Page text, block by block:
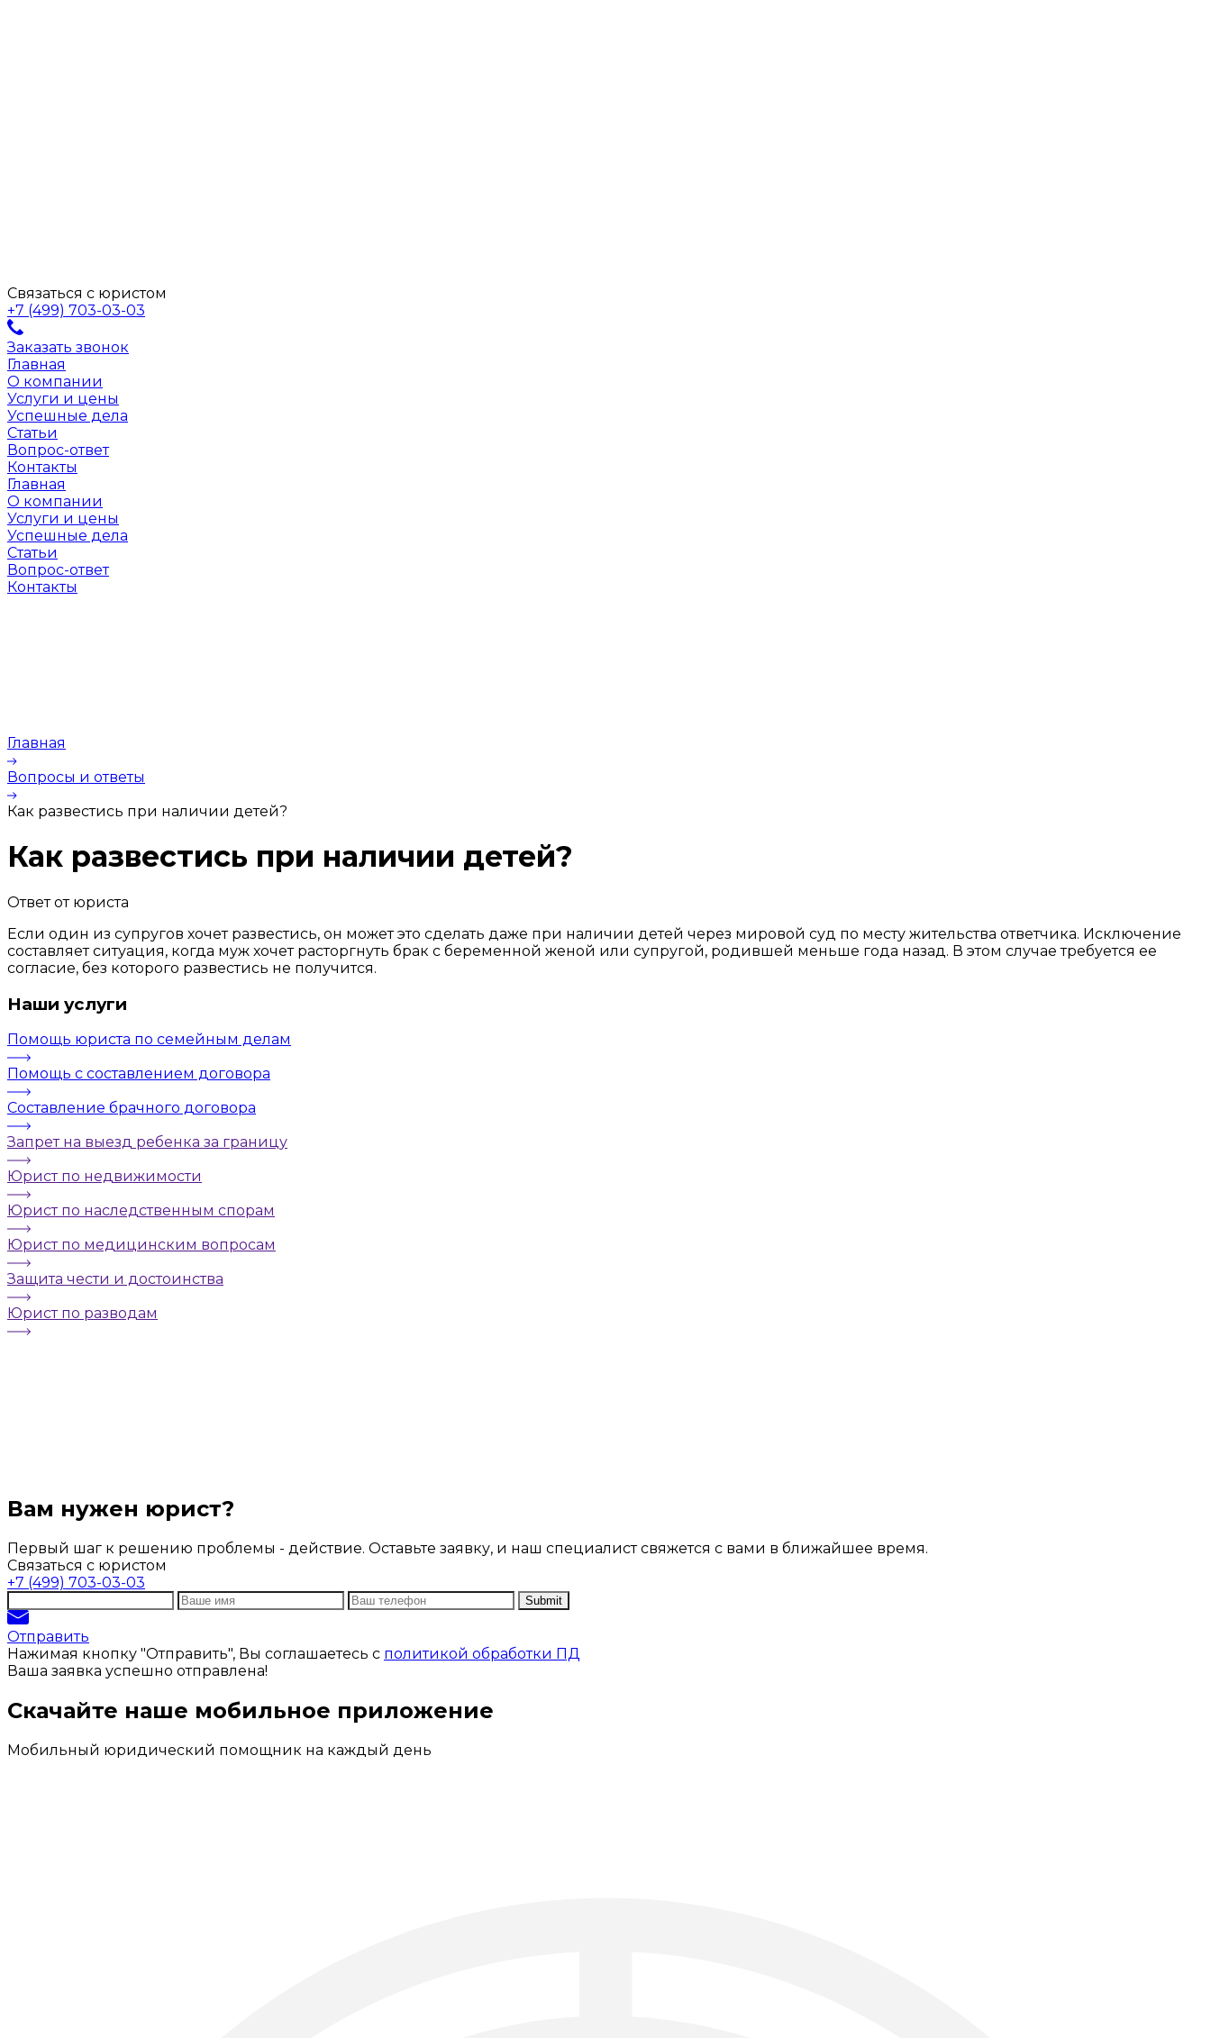
Связаться с юристом
+7 (499) 703-03-03
Заказать звонок
Главная
О компании
Услуги и цены
Успешные дела
Статьи
Вопрос-ответ
Контакты
Главная
О компании
Услуги и цены
Успешные дела
Статьи
Вопрос-ответ
Контакты
Главная
Вопросы и ответы
Как развестись при наличии детей?
Как развестись при наличии детей?
Ответ от юриста
Если один из супругов хочет развестись, он может это сделать даже при наличии детей через мировой суд по месту жительства ответчика. Исключение
составляет ситуация, когда муж хочет расторгнуть брак с беременной женой или супругой, родившей меньше года назад. В этом случае требуется ее
согласие, без которого развестись не получится.
Наши услуги
Помощь юриста по семейным делам
Помощь с составлением договора
Составление брачного договора
Запрет на выезд ребенка за границу
Юрист по недвижимости
Юрист по наследственным спорам
Юрист по медицинским вопросам
Защита чести и достоинства
Юрист по разводам
Вам нужен юрист?
Первый шаг к решению проблемы - действие. Оставьте заявку, и наш специалист свяжется с вами в ближайшее время.
Связаться с юристом
+7 (499) 703-03-03
Отправить
Нажимая кнопку "Отправить", Вы соглашаетесь с политикой обработки ПД
Ваша заявка успешно отправлена!
Скачайте наше мобильное приложение
Мобильный юридический помощник на каждый день